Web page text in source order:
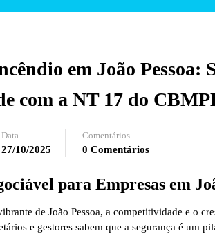
em João Pessoa:
com a NT 17 do
Data
27/10/2025
Comentários
0 Comentários
para Empresas em
de João Pessoa, a competitividade e o
e gestores sabem que a segurança é um